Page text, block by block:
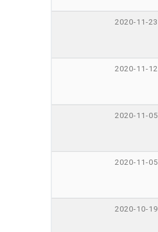
2020-11-23
2020-11-12
2020-11-05
2020-11-05
2020-10-19